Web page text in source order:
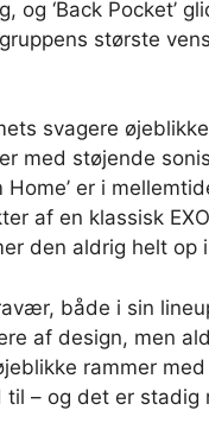
og ‘Back Pocket’
gruppens største
svagere
med støjende
Home’ er i
af en klassisk
den aldrig helt op
både i sin
af design, men
rammer
– og det er